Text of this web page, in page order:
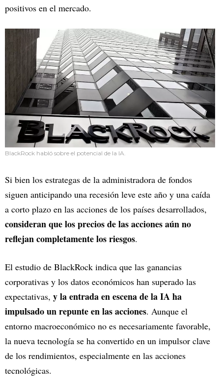
positivos en el mercado.
BlackRock habló sobre el potencial de la IA.
Si bien los estrategas de la administradora de fondos
siguen anticipando una recesión leve este año y una caída
a corto plazo en las acciones de los países desarrollados,
consideran que los precios de las acciones aún no
reflejan completamente los riesgos.
El estudio de BlackRock indica que las ganancias
corporativas y los datos económicos han superado las
expectativas, y la entrada en escena de la IA ha
impulsado un repunte en las acciones. Aunque el
entorno macroeconómico no es necesariamente favorable,
la nueva tecnología se ha convertido en un impulsor clave
de los rendimientos, especialmente en las acciones
tecnológicas.